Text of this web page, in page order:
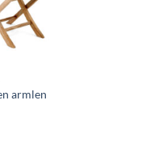
armlen